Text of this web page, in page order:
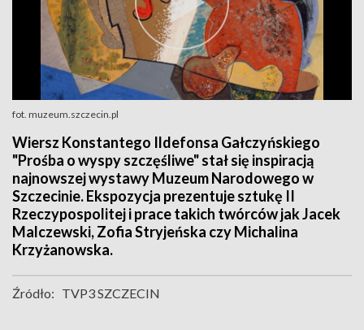
fot. muzeum.szczecin.pl
Wiersz Konstantego Ildefonsa Gałczyńskiego
"Prośba o wyspy szczęśliwe" stał się inspiracją
najnowszej wystawy Muzeum Narodowego w
Szczecinie. Ekspozycja prezentuje sztukę II
Rzeczypospolitej i prace takich twórców jak Jacek
Malczewski, Zofia Stryjeńska czy Michalina
Krzyżanowska.
Źródło: TVP3 SZCZECIN